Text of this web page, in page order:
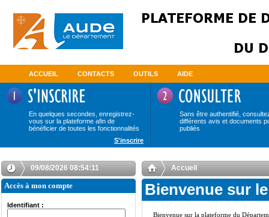
ACCUEIL CONTACTS OUTILS AIDE
En quelques secondes, enregistrez-
vous sur la plateforme afin de
bénéficier de toutes les fonctionnalités
Sans être authentifié,
différents avis et documents
publiés
S'inscrire
09/08/2026 08:54:11
Accès à mon compte
Identifiant :
Accueil
Bienvenue sur